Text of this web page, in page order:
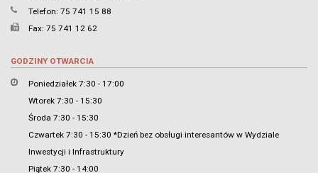
Telefon: 75 741 15 88
Fax: 75 741 12 62
GODZINY OTWARCIA
Poniedziałek 7:30 - 17:00
Wtorek 7:30 - 15:30
Środa 7:30 - 15:30
Czwartek 7:30 - 15:30 *Dzień bez obsługi interesantów w Wydziale
Inwestycji i Infrastruktury
Piątek 7:30 - 14:00